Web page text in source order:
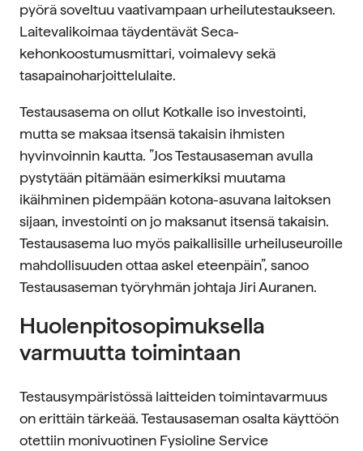
pyörä soveltuu vaativampaan urheilutestaukseen.
Laitevalikoimaa täydentävät Seca-
kehonkoostumusmittari, voimalevy sekä
tasapainoharjoittelulaite.
Testausasema on ollut Kotkalle iso investointi,
mutta se maksaa itsensä takaisin ihmisten
hyvinvoinnin kautta. ”Jos Testausaseman avulla
pystytään pitämään esimerkiksi muutama
ikäihminen pidempään kotona-asuvana laitoksen
sijaan, investointi on jo maksanut itsensä takaisin.
Testausasema luo myös paikallisille urheiluseuroille
mahdollisuuden ottaa askel eteenpäin”, sanoo
Testausaseman työryhmän johtaja Jiri Auranen.
Huolenpitosopimuksella
varmuutta toimintaan
Testausympäristössä laitteiden toimintavarmuus
on erittäin tärkeää. Testausaseman osalta käyttöön
otettiin monivuotinen Fysioline Service